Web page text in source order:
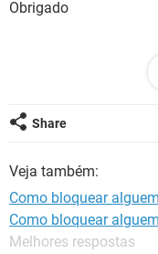
Obrigado
Share
Veja também:
Como bloquear
Como bloquear
Melhores respostas